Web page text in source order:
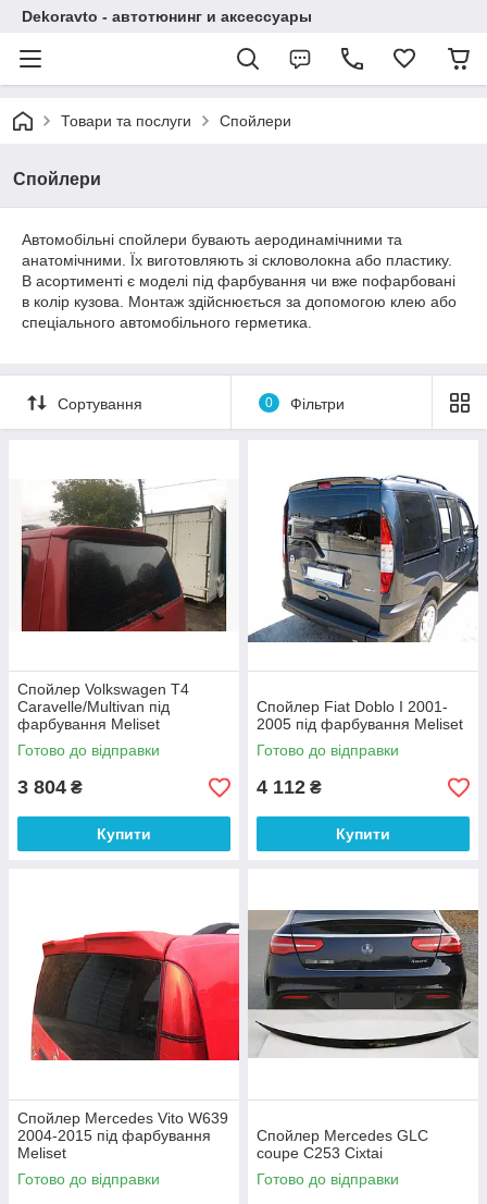
Dekoravto - автотюнинг и аксессуары
Товари та послуги Спойлери
Спойлери
Автомобільні спойлери бувають аеродинамічними та
анатомічними. Їх виготовляють зі скловолокна або пластику.
В асортименті є моделі під фарбування чи вже пофарбовані
в колір кузова. Монтаж здійснюється за допомогою клею або
спеціального автомобільного герметика.
Сортування 0 Фільтри
Спойлер Volkswagen T4
Caravelle/Multivan під
фарбування Meliset
Готово до відправки
3 804 ₴
Купити
Спойлер Fiat Doblo I 2001-
2005 під фарбування Meliset
Готово до відправки
4 112 ₴
Купити
Спойлер Mercedes Vito W639
2004-2015 під фарбування
Meliset
Готово до відправки
Спойлер Mercedes GLC
coupe C253 Cixtai
Готово до відправки